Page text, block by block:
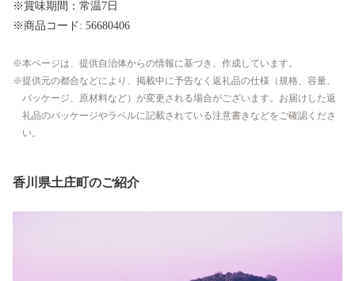
※賞味期間：常温7日
※商品コード: 56680406
本ページは、提供自治体からの情報に基づき、作成しています。
提供元の都合などにより、掲載中に予告なく返礼品の仕様（規格、容量、
パッケージ、原材料など）が変更される場合がございます。お届けした返
礼品のパッケージやラベルに記載されている注意書きなどをご確認くださ
い。
香川県土庄町のご紹介